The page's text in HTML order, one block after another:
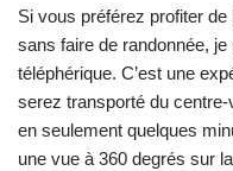
Si vous préférez profiter
sans faire de randonnée,
téléphérique. C’est une
serez transporté du
en seulement quelques
une vue à 360 degrés sur